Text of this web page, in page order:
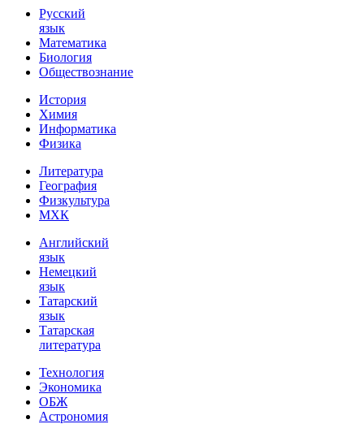
Русский
язык
Математика
Биология
Обществознание
История
Химия
Информатика
Физика
Литература
География
Физкультура
МХК
Английский
язык
Немецкий
язык
Татарский
язык
Татарская
литература
Технология
Экономика
ОБЖ
Астрономия